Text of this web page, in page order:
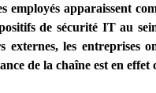
employés apparaissent
de sécurité IT au
externes, les entreprises
de la chaîne est en